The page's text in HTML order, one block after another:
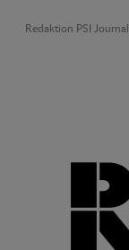
Redaktion PSI Journal